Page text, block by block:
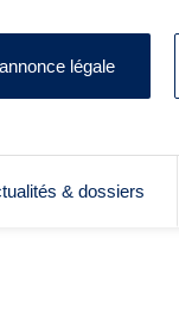
légale
& dossiers